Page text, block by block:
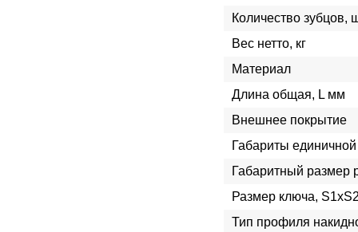
Количество зубцов,
Вес нетто, кг
Материал
Длина общая, L мм
Внешнее покрытие
Габариты
Габаритный размер
Размер ключа,
Тип профиля